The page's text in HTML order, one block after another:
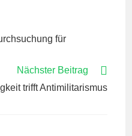
für
Nächster Beitrag
trifft Antimilitarismus